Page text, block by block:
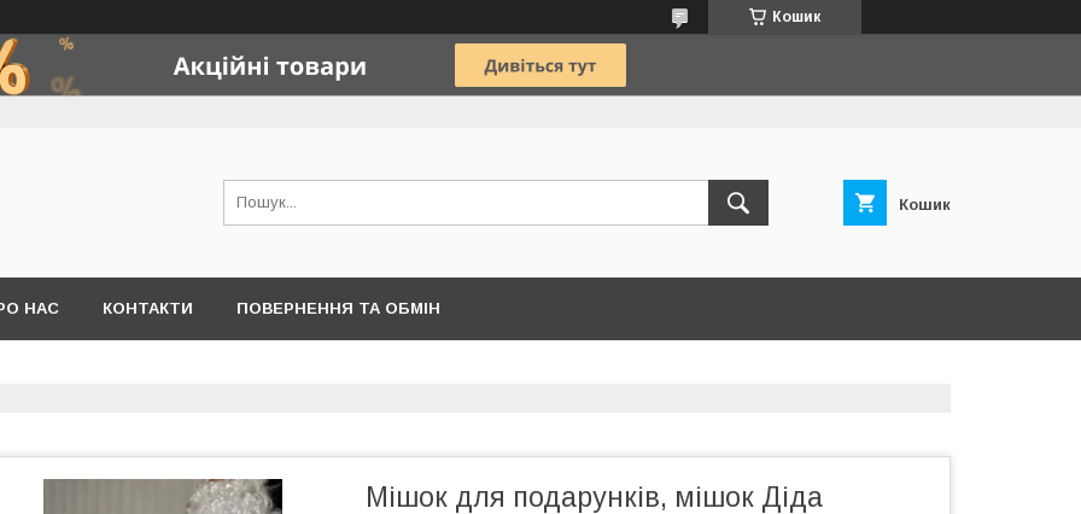
Кошик
Кошик
НАС КОНТАКТИ ПОВЕРНЕННЯ ТА ОБМІН
Мішок для подарунків, мішок Діда